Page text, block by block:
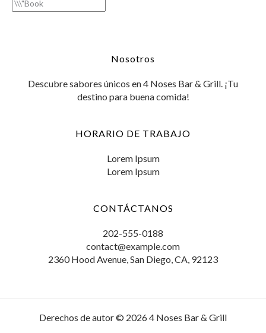
Nosotros
Descubre sabores únicos en 4 Noses Bar & Grill. ¡Tu
destino para buena comida!
HORARIO DE TRABAJO
Lorem Ipsum
Lorem Ipsum
CONTÁCTANOS
202-555-0188
contact@example.com
2360 Hood Avenue, San Diego, CA, 92123
Derechos de autor © 2026 4 Noses Bar & Grill